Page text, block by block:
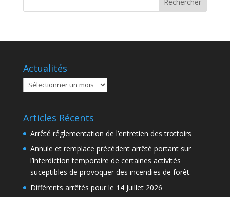
Actualités
Actualités
Articles Récents
Arrêté réglementation de l’entretien des trottoirs
Annule et remplace précédent arrêté portant sur
l’interdiction temporaire de certaines activités
suceptibles de provoquer des incendies de forêt.
Différents arrêtés pour le 14 Juillet 2026